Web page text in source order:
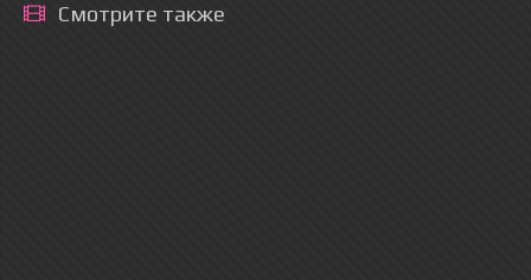
Смотрите также